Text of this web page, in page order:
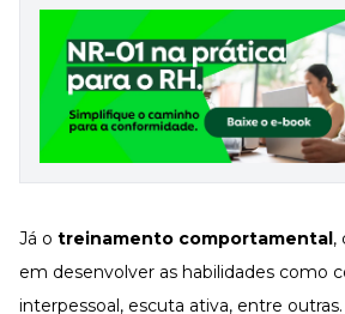
Já o treinamento comportamental,
em desenvolver as habilidades como
interpessoal, escuta ativa, entre